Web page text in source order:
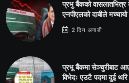
प्रभु बैंकको
एनपीएलको दाबीले
2 दिन अगाडी
प्रभू बैंकमा सेञ्चुरीबाट
विभेदः एउटै पदमा दुई